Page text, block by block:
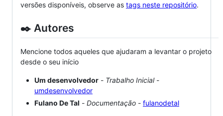
versões disponíveis, observe as tags neste repositório.
✒️ Autores
Mencione todos aqueles que ajudaram a levantar o projeto
desde o seu início
Um desenvolvedor - Trabalho Inicial-
umdesenvolvedor
Fulano De Tal - Documentação - fulanodetal